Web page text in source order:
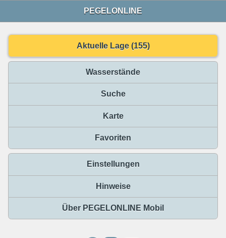
PEGELONLINE
Aktuelle Lage (155)
Wasserstände
Suche
Karte
Favoriten
Einstellungen
Hinweise
Über PEGELONLINE Mobil